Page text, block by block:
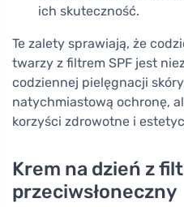
ich skuteczność.
Te zalety sprawiają, że
twarzy z filtrem SPF jest
codziennej pielęgnacji
natychmiastową ochronę,
korzyści zdrowotne i
Krem na dzień z
przeciwsłoneczny